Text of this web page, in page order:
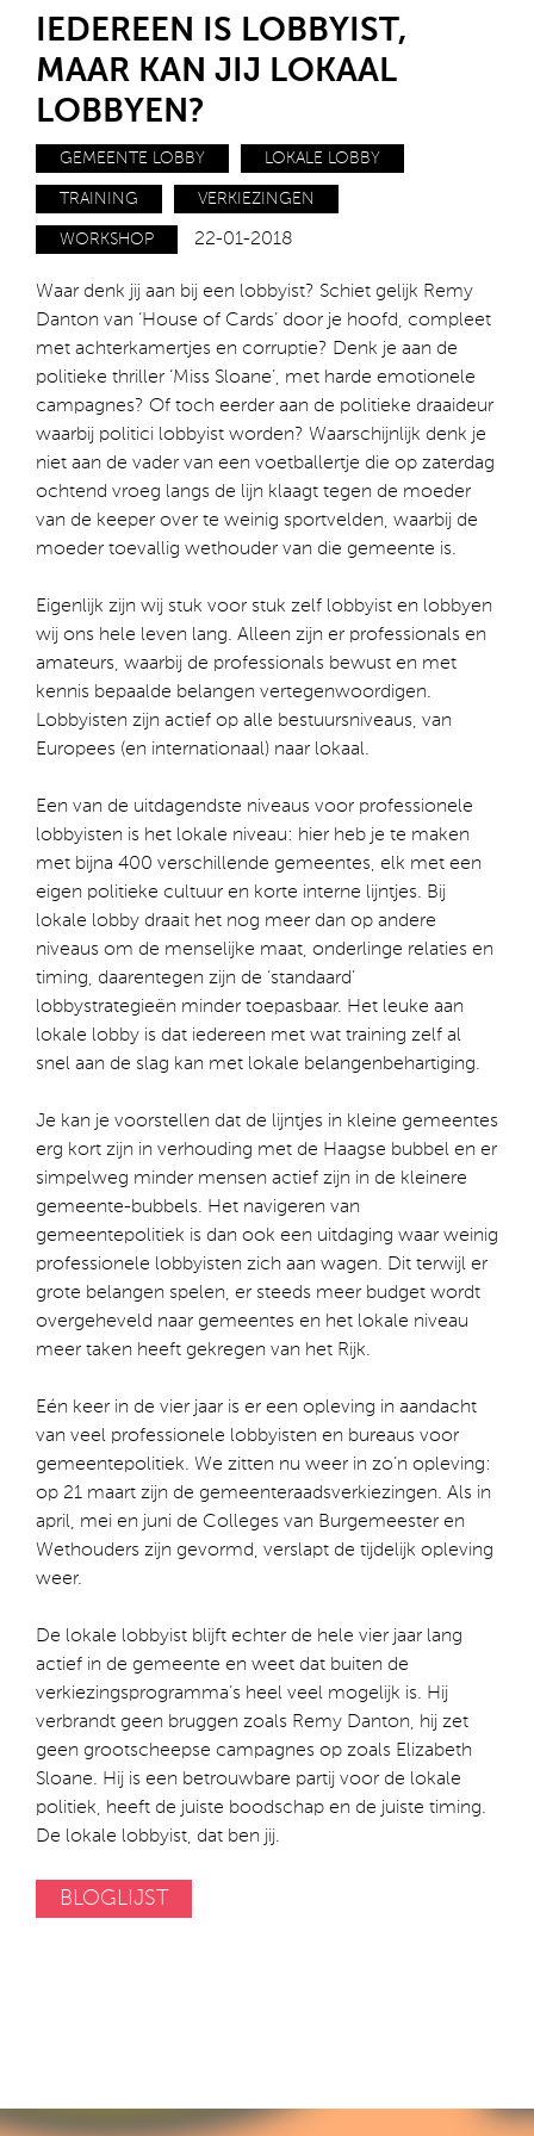
IEDEREEN IS LOBBYIST,
MAAR KAN JIJ LOKAAL
LOBBYEN?
GEMEENTE LOBBY LOKALE LOBBY
TRAINING VERKIEZINGEN
WORKSHOP 22-01-2018
Waar denk jij aan bij een lobbyist? Schiet gelijk Remy
Danton van ‘House of Cards’ door je hoofd, compleet
met achterkamertjes en corruptie? Denk je aan de
politieke thriller ‘Miss Sloane’, met harde emotionele
campagnes? Of toch eerder aan de politieke draaideur
waarbij politici lobbyist worden? Waarschijnlijk denk je
niet aan de vader van een voetballertje die op zaterdag
ochtend vroeg langs de lijn klaagt tegen de moeder
van de keeper over te weinig sportvelden, waarbij de
moeder toevallig wethouder van die gemeente is.
Eigenlijk zijn wij stuk voor stuk zelf lobbyist en lobbyen
wij ons hele leven lang. Alleen zijn er professionals en
amateurs, waarbij de professionals bewust en met
kennis bepaalde belangen vertegenwoordigen.
Lobbyisten zijn actief op alle bestuursniveaus, van
Europees (en internationaal) naar lokaal.
Een van de uitdagendste niveaus voor professionele
lobbyisten is het lokale niveau: hier heb je te maken
met bijna 400 verschillende gemeentes, elk met een
eigen politieke cultuur en korte interne lijntjes. Bij
lokale lobby draait het nog meer dan op andere
niveaus om de menselijke maat, onderlinge relaties en
timing, daarentegen zijn de ‘standaard’
lobbystrategieën minder toepasbaar. Het leuke aan
lokale lobby is dat iedereen met wat training zelf al
snel aan de slag kan met lokale belangenbehartiging.
Je kan je voorstellen dat de lijntjes in kleine gemeentes
erg kort zijn in verhouding met de Haagse bubbel en er
simpelweg minder mensen actief zijn in de kleinere
gemeente-bubbels. Het navigeren van
gemeentepolitiek is dan ook een uitdaging waar weinig
professionele lobbyisten zich aan wagen. Dit terwijl er
grote belangen spelen, er steeds meer budget wordt
overgeheveld naar gemeentes en het lokale niveau
meer taken heeft gekregen van het Rijk.
Eén keer in de vier jaar is er een opleving in aandacht
van veel professionele lobbyisten en bureaus voor
gemeentepolitiek. We zitten nu weer in zo’n opleving:
op 21 maart zijn de gemeenteraadsverkiezingen. Als in
april, mei en juni de Colleges van Burgemeester en
Wethouders zijn gevormd, verslapt de tijdelijk opleving
weer.
De lokale lobbyist blijft echter de hele vier jaar lang
actief in de gemeente en weet dat buiten de
verkiezingsprogramma’s heel veel mogelijk is. Hij
verbrandt geen bruggen zoals Remy Danton, hij zet
geen grootscheepse campagnes op zoals Elizabeth
Sloane. Hij is een betrouwbare partij voor de lokale
politiek, heeft de juiste boodschap en de juiste timing.
De lokale lobbyist, dat ben jij.
BLOGLIJST